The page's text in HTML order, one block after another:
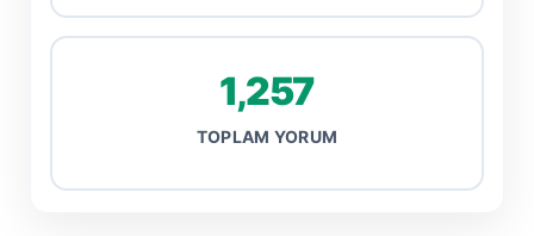
1,257
TOPLAM YORUM